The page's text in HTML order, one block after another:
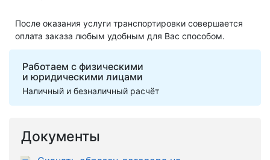
После оказания услуги транспортировки совершается
оплата заказа любым удобным для Вас способом.
Работаем с физическими
и юридическими лицами
Наличный и безналичный расчёт
Документы